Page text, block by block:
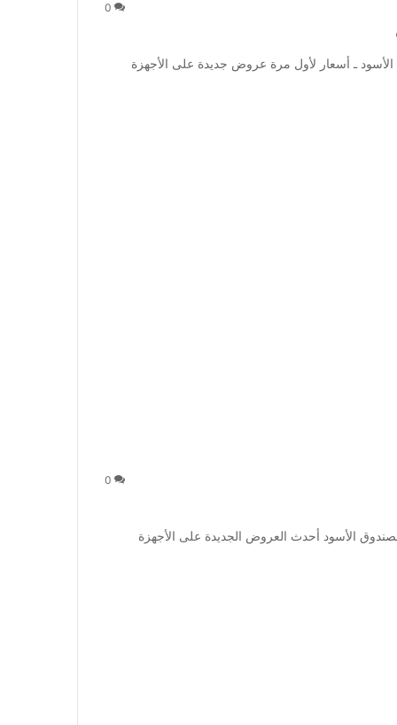
0
ـ أسعار لأول مرة عروض جديدة على الأجهزة
0
الأسود أحدث العروض الجديدة على الأجهزة